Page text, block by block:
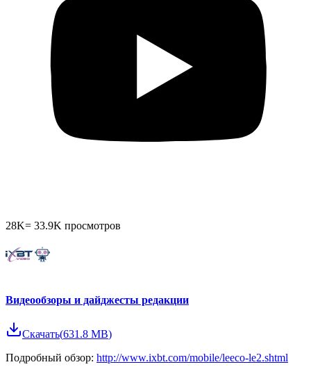
28K= 33.9K просмотров
Видеообзоры и дайджесты редакции
Скачать(631.8 MB)
Подробный обзор: http://www.ixbt.com/mobile/leeco-le2.shtml